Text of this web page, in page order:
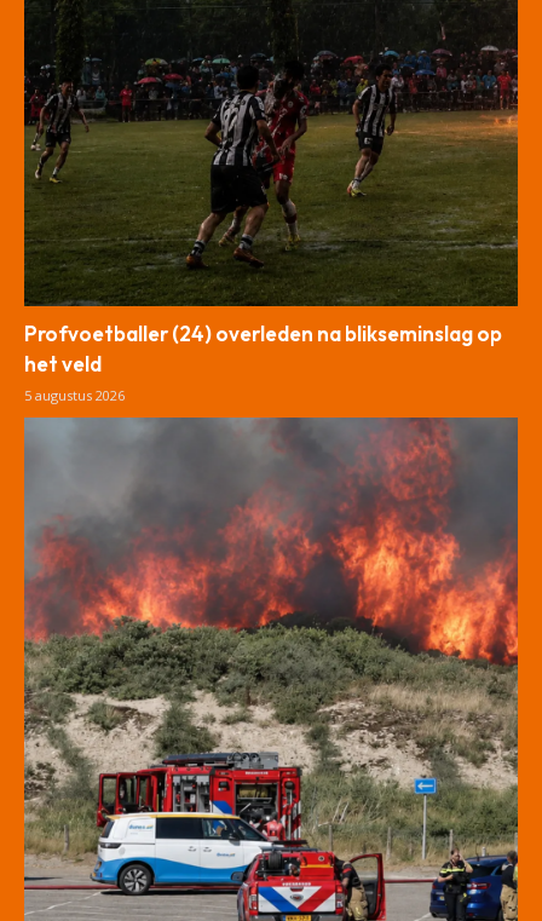
Profvoetballer (24) overleden na blikseminslag op
het veld
5 augustus 2026